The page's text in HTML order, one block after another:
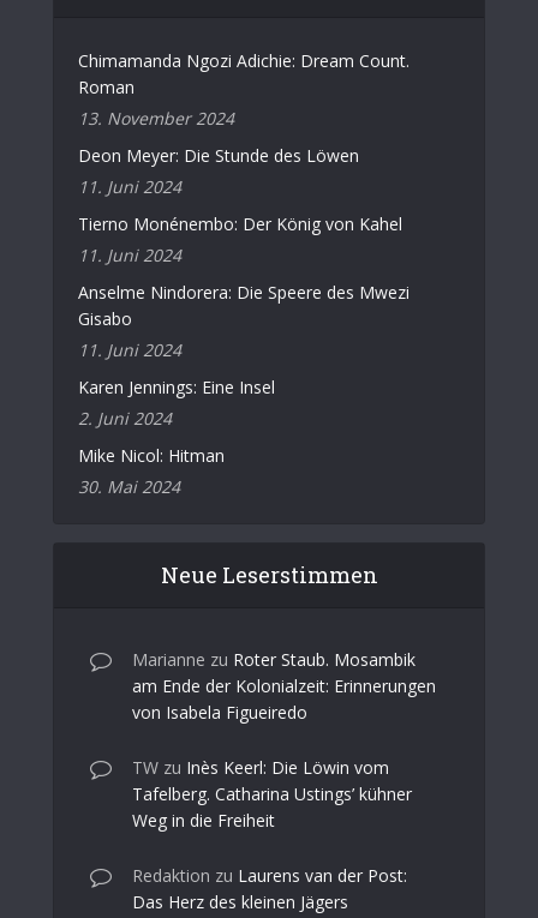
Chimamanda Ngozi Adichie: Dream Count.
Roman
13. November 2024
Deon Meyer: Die Stunde des Löwen
11. Juni 2024
Tierno Monénembo: Der König von Kahel
11. Juni 2024
Anselme Nindorera: Die Speere des Mwezi
Gisabo
11. Juni 2024
Karen Jennings: Eine Insel
2. Juni 2024
Mike Nicol: Hitman
30. Mai 2024
Neue Leserstimmen
Marianne zu Roter Staub. Mosambik
am Ende der Kolonialzeit: Erinnerungen
von Isabela Figueiredo
TW zu Inès Keerl: Die Löwin vom
Tafelberg. Catharina Ustings’ kühner
Weg in die Freiheit
Redaktion zu Laurens van der Post:
Das Herz des kleinen Jägers